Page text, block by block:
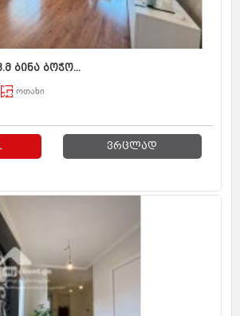
ბინა ბოჭო...
ოთახი
ვრცლად